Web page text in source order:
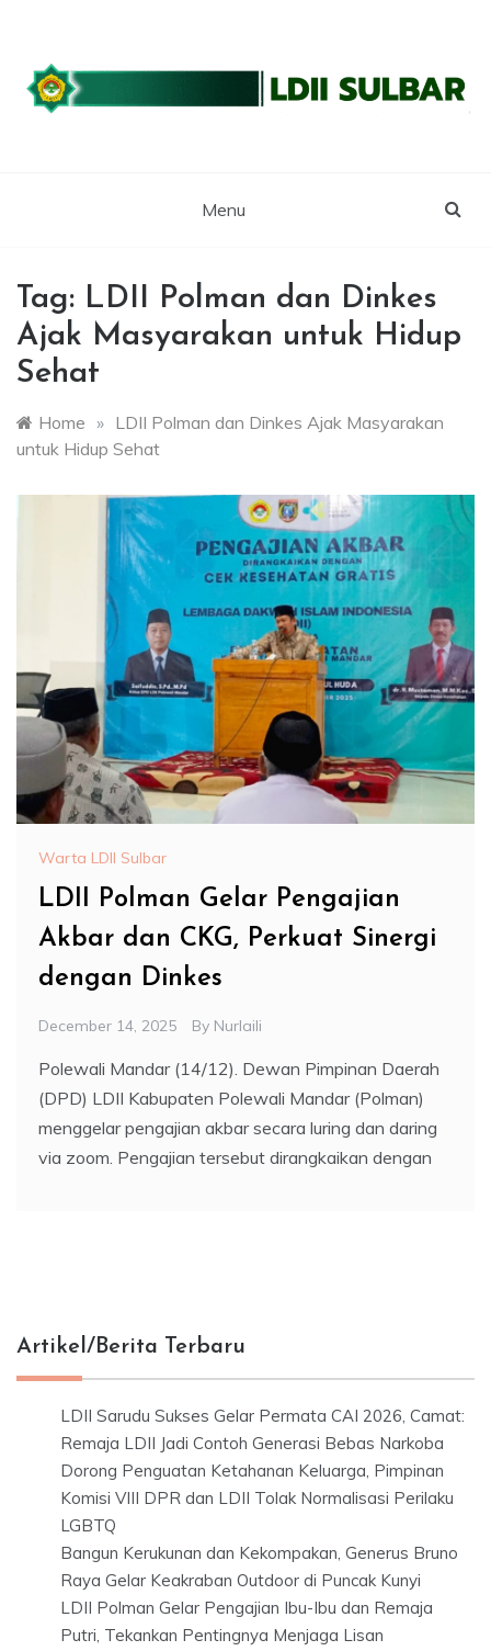
content
BARAT
Menu
Tag: LDII Polman dan Dinkes
Ajak Masyarakan untuk Hidup
Sehat
Home » LDII Polman dan Dinkes Ajak Masyarakan
untuk Hidup Sehat
Warta LDII Sulbar
LDII Polman Gelar Pengajian
Akbar dan CKG, Perkuat Sinergi
dengan Dinkes
December 14, 2025 By Nurlaili
Polewali Mandar (14/12). Dewan Pimpinan Daerah
(DPD) LDII Kabupaten Polewali Mandar (Polman)
menggelar pengajian akbar secara luring dan daring
via zoom. Pengajian tersebut dirangkaikan dengan
Artikel/Berita Terbaru
LDII Sarudu Sukses Gelar Permata CAI 2026, Camat:
Remaja LDII Jadi Contoh Generasi Bebas Narkoba
Dorong Penguatan Ketahanan Keluarga, Pimpinan
Komisi VIII DPR dan LDII Tolak Normalisasi Perilaku
LGBTQ
Bangun Kerukunan dan Kekompakan, Generus Bruno
Raya Gelar Keakraban Outdoor di Puncak Kunyi
LDII Polman Gelar Pengajian Ibu-Ibu dan Remaja
Putri, Tekankan Pentingnya Menjaga Lisan